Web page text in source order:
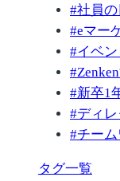
#社員の
#eマー
#イベン
#
#新卒1
#ディ
#チー
タグ一覧